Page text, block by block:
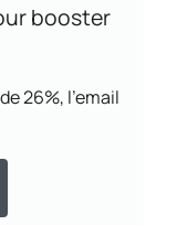
booster
26%, l’email